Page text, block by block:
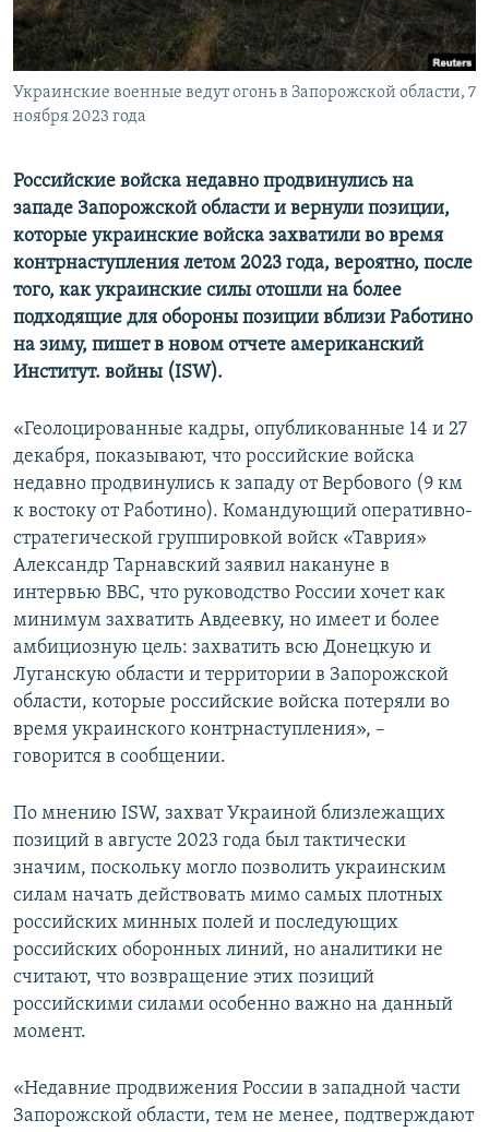
ПОБЕДИТЕЛЕЙ НЕ СУДЯТ?
КРЫМ.НЕПОКОРЕННЫЙ
ELIFBE
ПРИСОЕДИНЯЙТЕСЬ!
Украинские военные ведут огонь в Запорожской области, 7
ноября 2023 года
Российские войска недавно продвинулись на
западе Запорожской области и вернули позиции,
которые украинские войска захватили во время
контрнаступления летом 2023 года, вероятно, после
того, как украинские силы отошли на более
подходящие для обороны позиции вблизи Работино
на зиму, пишет в новом отчете американский
Институт. войны (ISW).
«Геолоцированные кадры, опубликованные 14 и 27
декабря, показывают, что российские войска
недавно продвинулись к западу от Вербового (9 км
к востоку от Работино). Командующий оперативно-
стратегической группировкой войск «Таврия»
Александр Тарнавский заявил накануне в
интервью BBC, что руководство России хочет как
минимум захватить Авдеевку, но имеет и более
амбициозную цель: захватить всю Донецкую и
Луганскую области и территории в Запорожской
области, которые российские войска потеряли во
время украинского контрнаступления», –
говорится в сообщении.
По мнению ISW, захват Украиной близлежащих
позиций в августе 2023 года был тактически
значим, поскольку могло позволить украинским
силам начать действовать мимо самых плотных
российских минных полей и последующих
российских оборонных линий, но аналитики не
считают, что возвращение этих позиций
российскими силами особенно важно на данный
момент.
«Недавние продвижения России в западной части
Запорожской области, тем не менее, подтверждают